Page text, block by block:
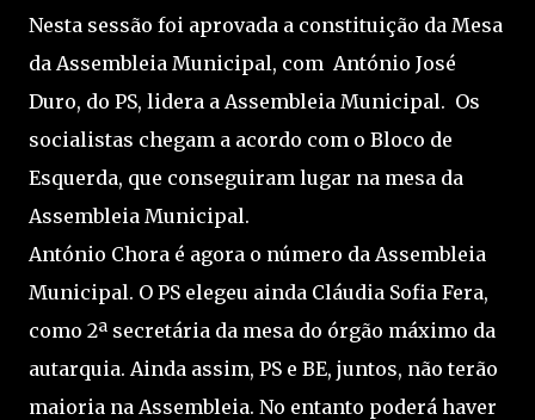
Nesta sessão foi aprovada a constituição da Mesa
da Assembleia Municipal, com António José
Duro, do PS, lidera a Assembleia Municipal. Os
socialistas chegam a acordo com o Bloco de
Esquerda, que conseguiram lugar na mesa da
Assembleia Municipal.
António Chora é agora o número da Assembleia
Municipal. O PS elegeu ainda Cláudia Sofia Fera,
como 2ª secretária da mesa do órgão máximo da
autarquia. Ainda assim, PS e BE, juntos, não terão
maioria na Assembleia. No entanto poderá haver